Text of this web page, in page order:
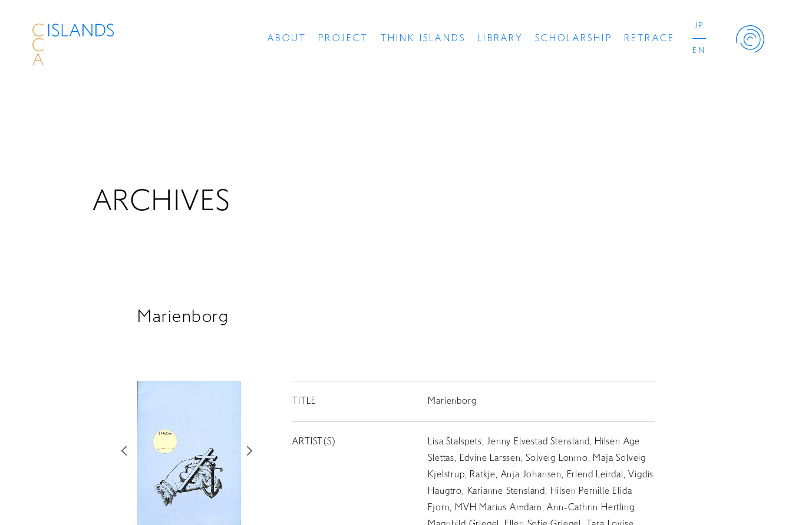
ABOUT PROJECT THINK ISLANDS LIBRARY SCHOLARSHIP RETRACE
JP
EN
ARCHIVES
Marienborg
TITLE Marienborg
ARTIST(S)
Lisa Stalspets, Jenny Elvestad Stensland, Hilsen Age
Slettas, Edvine Larssen, Solveig Lonmo, Maja Solveig
Kjelstrup, Ratkje, Anja Johansen, Erlend Leirdal, Vigdis
Haugtro, Karianne Stensland, Hilsen Pernille Elida
Fjorn, MVH Marius Amdam, Ann-Cathrin Hertling,